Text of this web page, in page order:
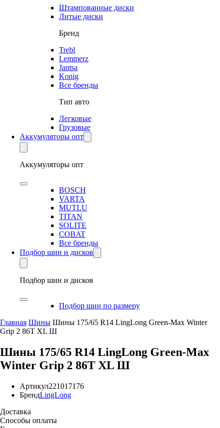
Штампованные диски
Литые диски
Бренд
Trebl
Lemmerz
Jantsa
Konig
Все бренды
Тип авто
Легковые
Грузовые
Аккумуляторы опт
Аккумуляторы опт
BOSCH
VARTA
MUTLU
TITAN
SOLITE
COBAT
Все бренды
Подбор шин и дисков
Подбор шин и дисков
Подбор шин по размеру
Главная Шины Шины 175/65 R14 LingLong Green-Max Winter
Grip 2 86T XL Ш
Шины 175/65 R14 LingLong Green-Max
Winter Grip 2 86T XL Ш
Артикул221017176
БрендLingLong
Доставка
Способы оплаты